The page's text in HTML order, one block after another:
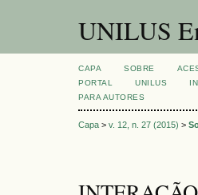
UNILUS
CAPA SOBRE
PORTAL
UNILUS
PARA AUTORES
Capa > v. 12, n. 27 (2015) >